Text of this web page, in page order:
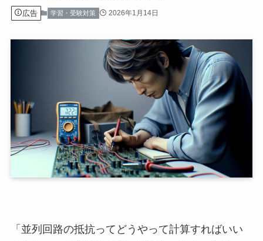
広告 学習・受験対策 2026年1月14日
「並列回路の抵抗ってどうやって計算すればいい